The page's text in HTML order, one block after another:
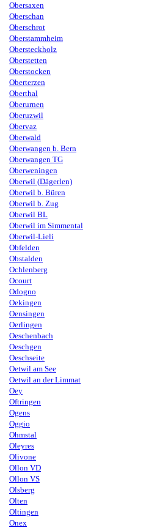
Obersaxen
Oberschan
Oberschrot
Oberstammheim
Obersteckholz
Oberstetten
Oberstocken
Oberterzen
Oberthal
Oberurnen
Oberuzwil
Obervaz
Oberwald
Oberwangen b. Bern
Oberwangen TG
Oberweningen
Oberwil (Dägerlen)
Oberwil b. Büren
Oberwil b. Zug
Oberwil BL
Oberwil im Simmental
Oberwil-Lieli
Obfelden
Obstalden
Ochlenberg
Ocourt
Odogno
Oekingen
Oensingen
Oerlingen
Oeschenbach
Oeschgen
Oeschseite
Oetwil am See
Oetwil an der Limmat
Oey
Oftringen
Ogens
Oggio
Ohmstal
Oleyres
Olivone
Ollon VD
Ollon VS
Olsberg
Olten
Oltingen
Onex